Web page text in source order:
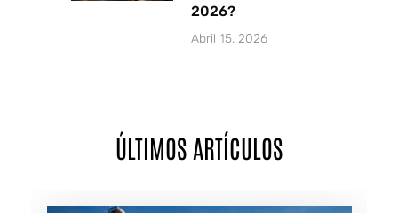
2026?
Abril 15, 2026
ÚLTIMOS ARTÍCULOS